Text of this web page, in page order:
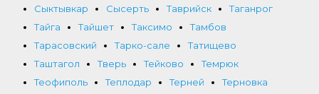
Сыктывкар
Сысерть Таврийск
Таганрог
Тайга
Тайшет Таксимо
Тамбов
Тарасовский
Тарко-сале
Татищево
Таштагол
Тверь Тейково
Темрюк
Теофиполь
Теплодар Терней
Терновка